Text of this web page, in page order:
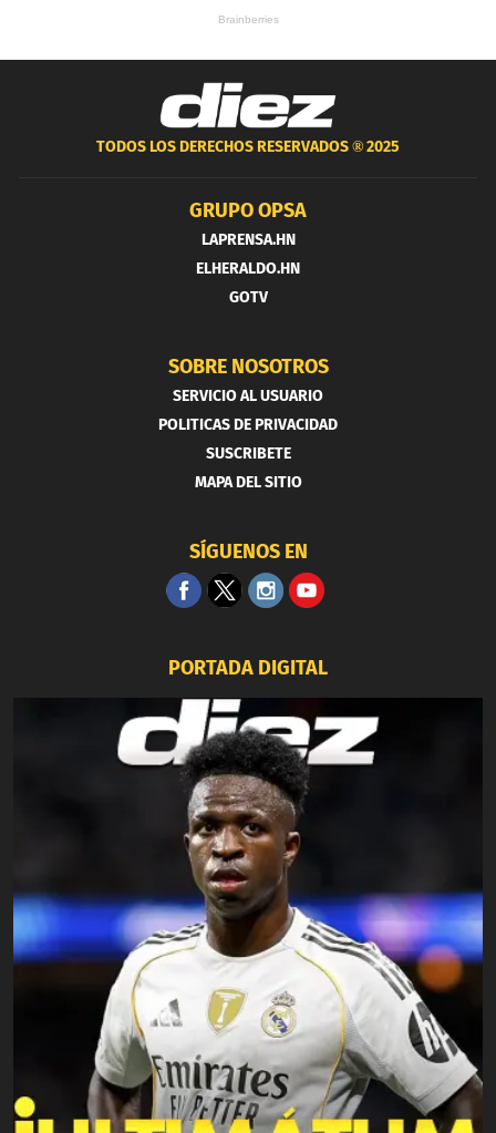
TODOS LOS DERECHOS RESERVADOS ®2025
GRUPO OPSA
LAPRENSA.HN
ELHERALDO.HN
GOTV
SOBRE NOSOTROS
SERVICIO AL USUARIO
POLITICAS DE PRIVACIDAD
SUSCRIBETE
MAPA DEL SITIO
SÍGUENOS EN
PORTADA DIGITAL